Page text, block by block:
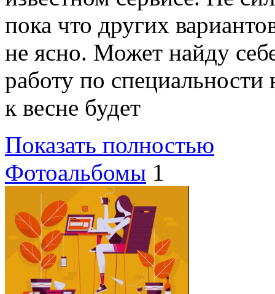
пока что других
не ясно. Может найду
работу по специальности
к весне будет
Показать полностью
Фотоальбомы 1